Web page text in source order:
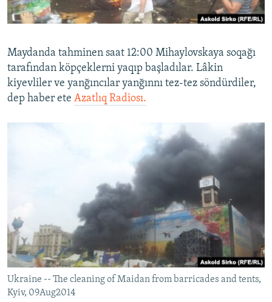
Русский
Українською
QOŞULIÑIZ!
Maydanda tahminen saat 12:00 Mihaylovskaya soqağı
tarafından köpçeklerni yaqıp başladılar. Lâkin
kiyevliler ve yanğıncılar yanğınnı tez-tez söndürdiler,
dep haber ete Azatlıq Radiosı.
Ukraine -- The cleaning of Maidan from barricades and tents,
Kyiv, 09Aug2014